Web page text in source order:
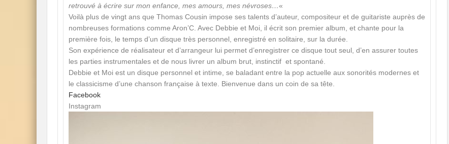
retrouvé à écrire sur mon enfance, mes amours, mes névroses…«
Voilà plus de vingt ans que Thomas Cousin impose ses talents d’auteur, compositeur et de guitariste auprès de
nombreuses formations comme Aron’C. Avec Debbie et Moi, il écrit son premier album, et chante pour la
première fois, le temps d’un disque très personnel, enregistré en solitaire, sur la durée.
Son expérience de réalisateur et d’arrangeur lui permet d’enregistrer ce disque tout seul, d’en assurer toutes
les parties instrumentales et de nous livrer un album brut, instinctif et spontané.
Debbie et Moi est un disque personnel et intime, se baladant entre la pop actuelle aux sonorités modernes et
le classicisme d’une chanson française à texte. Bienvenue dans un coin de sa tête.
Facebook
Instagram